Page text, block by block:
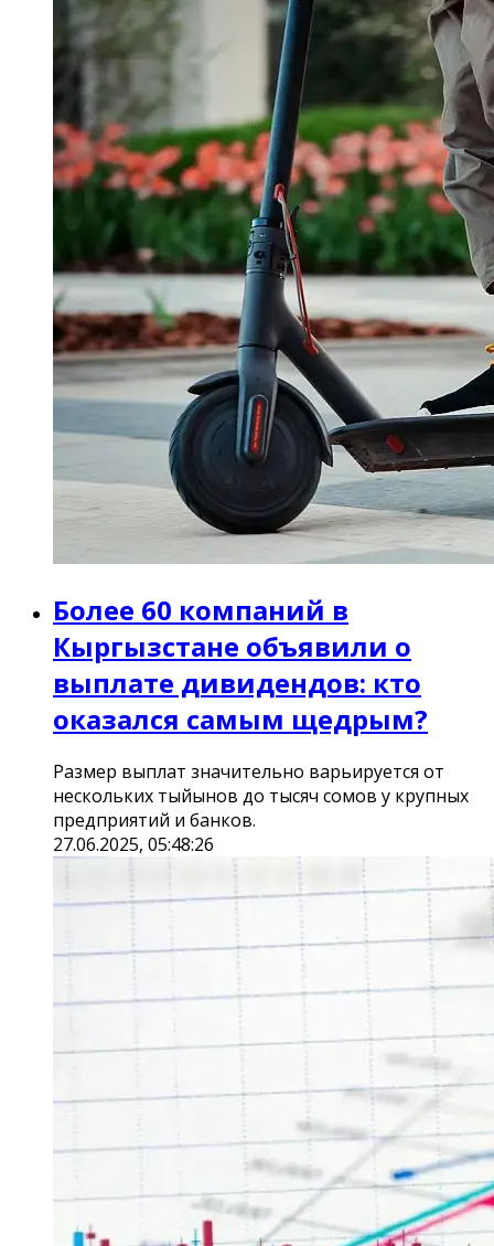
Более 60 компаний в
Кыргызстане объявили о
выплате дивидендов: кто
оказался самым щедрым?
Размер выплат значительно варьируется от
нескольких тыйынов до тысяч сомов у крупных
предприятий и банков.
27.06.2025, 05:48:26